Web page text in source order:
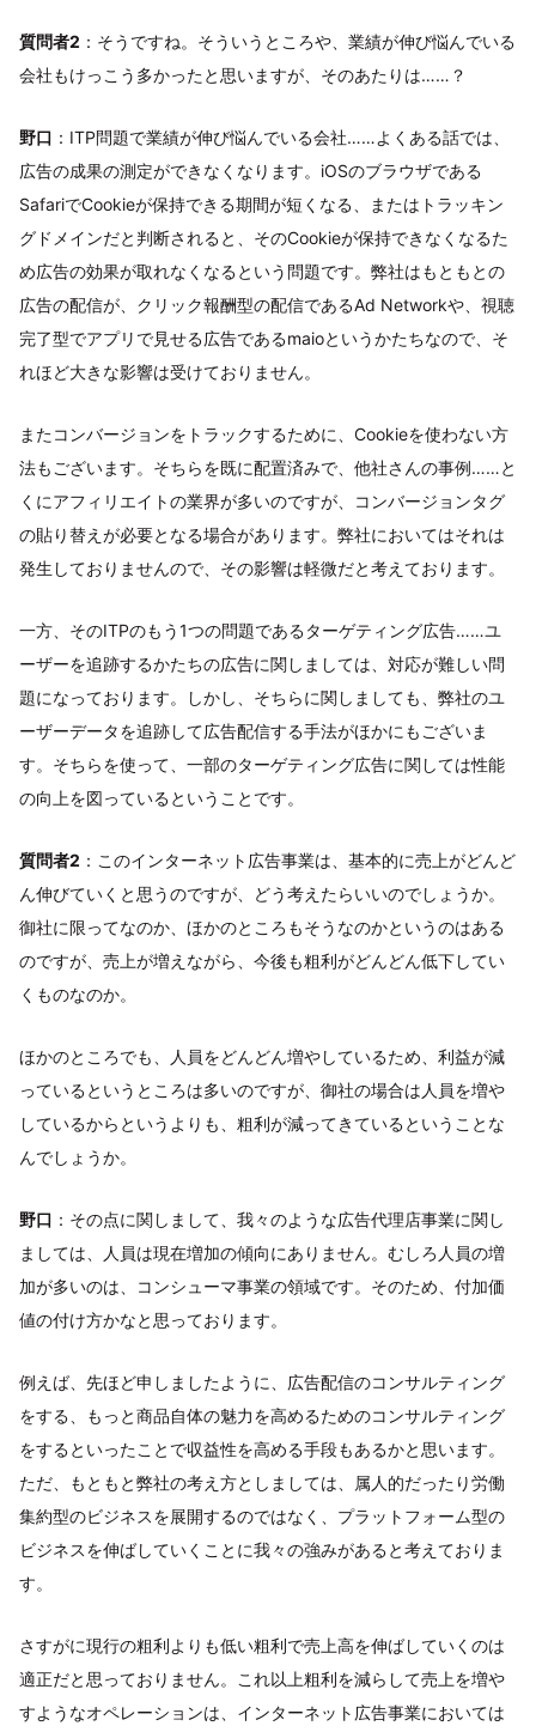
質問者2 ：そうですね。そういうところや、業績が伸び悩んでいる
会社もけっこう多かったと思いますが、そのあたりは……？
野口 ：ITP問題で業績が伸び悩んでいる会社……よくある話では、
広告の成果の測定ができなくなります。iOSのブラウザである
SafariでCookieが保持できる期間が短くなる、またはトラッキン
グドメインだと判断されると、そのCookieが保持できなくなるた
め広告の効果が取れなくなるという問題です。弊社はもともとの
広告の配信が、クリック報酬型の配信であるAd Networkや、視聴
完了型でアプリで見せる広告であるmaioというかたちなので、そ
れほど大きな影響は受けておりません。
またコンバージョンをトラックするために、Cookieを使わない方
法もございます。そちらを既に配置済みで、他社さんの事例……と
くにアフィリエイトの業界が多いのですが、コンバージョンタグ
の貼り替えが必要となる場合があります。弊社においてはそれは
発生しておりませんので、その影響は軽微だと考えております。
一方、そのITPのもう1つの問題であるターゲティング広告……ユ
ーザーを追跡するかたちの広告に関しましては、対応が難しい問
題になっております。しかし、そちらに関しましても、弊社のユ
ーザーデータを追跡して広告配信する手法がほかにもございま
す。そちらを使って、一部のターゲティング広告に関しては性能
の向上を図っているということです。
質問者2 ：このインターネット広告事業は、基本的に売上がどんど
ん伸びていくと思うのですが、どう考えたらいいのでしょうか。
御社に限ってなのか、ほかのところもそうなのかというのはある
のですが、売上が増えながら、今後も粗利がどんどん低下してい
くものなのか。
ほかのところでも、人員をどんどん増やしているため、利益が減
っているというところは多いのですが、御社の場合は人員を増や
しているからというよりも、粗利が減ってきているということな
んでしょうか。
野口 ：その点に関しまして、我々のような広告代理店事業に関し
ましては、人員は現在増加の傾向にありません。むしろ人員の増
加が多いのは、コンシューマ事業の領域です。そのため、付加価
値の付け方かなと思っております。
例えば、先ほど申しましたように、広告配信のコンサルティング
をする、もっと商品自体の魅力を高めるためのコンサルティング
をするといったことで収益性を高める手段もあるかと思います。
ただ、もともと弊社の考え方としましては、属人的だったり労働
集約型のビジネスを展開するのではなく、プラットフォーム型の
ビジネスを伸ばしていくことに我々の強みがあると考えておりま
す。
さすがに現行の粗利よりも低い粗利で売上高を伸ばしていくのは
適正だと思っておりません。これ以上粗利を減らして売上を増や
すようなオペレーションは、インターネット広告事業においては